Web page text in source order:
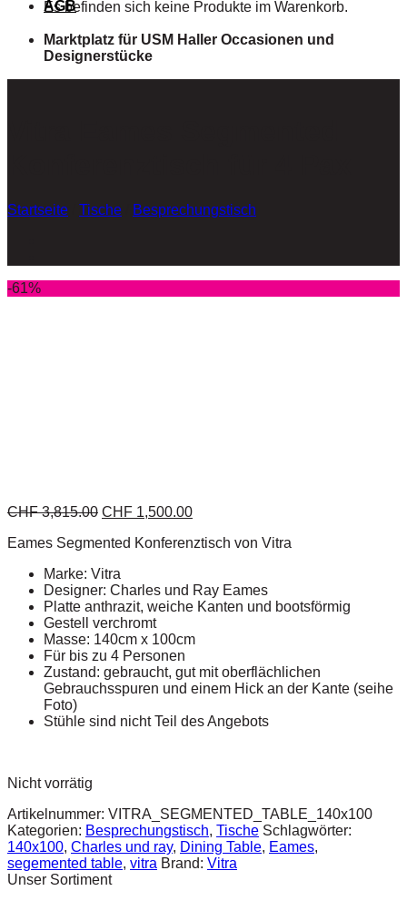
Es befinden sich keine Produkte im Warenkorb.
AGB
Marktplatz für USM Haller Occasionen und
Designerstücke
Startseite Tische Besprechungstisch
-61%
CHF3,815.00 CHF 1,500.00
Eames Segmented Konferenztisch von Vitra
Marke: Vitra
Designer: Charles und Ray Eames
Platte anthrazit, weiche Kanten und bootsförmig
Gestell verchromt
Masse: 140cm x 100cm
Für bis zu 4 Personen
Zustand: gebraucht, gut mit oberflächlichen
Gebrauchsspuren und einem Hick an der Kante (seihe
Foto)
Stühle sind nicht Teil des Angebots
Nicht vorrätig
Artikelnummer: VITRA_SEGMENTED_TABLE_140x100
Kategorien: Besprechungstisch, Tische Schlagwörter:
140x100, Charles und ray, Dining Table, Eames,
segemented table, vitra Brand: Vitra
Unser Sortiment